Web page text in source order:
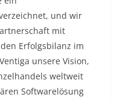
und wir
mit
Erfolgsbilanz im
unsere Vision,
weltweit
Softwarelösung